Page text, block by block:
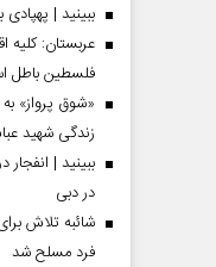
ببینید | پهپادی
عربستان: کلیه
فلسطین باطل
«شوق پرواز»
زندگی شهید
ببینید |
در دبی
شائبه تلاش
فرد مسلح شد